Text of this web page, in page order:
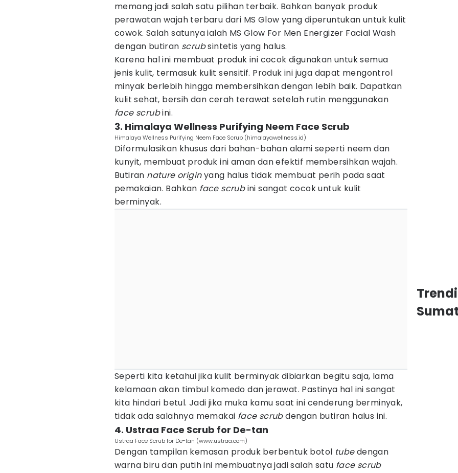
memang jadi salah satu pilihan terbaik. Bahkan banyak produk
perawatan wajah terbaru dari MS Glow yang diperuntukan untuk kulit
cowok. Salah satunya ialah MS Glow For Men Energizer Facial Wash
dengan butiran scrubsintetis yang halus.
Karena hal ini membuat produk ini cocok digunakan untuk semua
jenis kulit, termasuk kulit sensitif. Produk ini juga dapat mengontrol
minyak berlebih hingga membersihkan dengan lebih baik. Dapatkan
kulit sehat, bersih dan cerah terawat setelah rutin menggunakan
face scrubini.
3. Himalaya Wellness Purifying Neem Face Scrub
Himalaya Wellness Purifying Neem Face Scrub (himalayawellness.id)
Diformulasikan khusus dari bahan-bahan alami seperti neem dan
kunyit, membuat produk ini aman dan efektif membersihkan wajah.
Butiran nature originyang halus tidak membuat perih pada saat
pemakaian. Bahkan face scrubini sangat cocok untuk kulit
berminyak.
Seperti kita ketahui jika kulit berminyak dibiarkan begitu saja, lama
kelamaan akan timbul komedo dan jerawat. Pastinya hal ini sangat
kita hindari betul. Jadi jika muka kamu saat ini cenderung berminyak,
tidak ada salahnya memakai face scrubdengan butiran halus ini.
4. Ustraa Face Scrub for De-tan
Ustraa Face Scrub for De-tan (www.ustraa.com)
Dengan tampilan kemasan produk berbentuk botol tubedengan
warna biru dan putih ini membuatnya jadi salah satu face scrub